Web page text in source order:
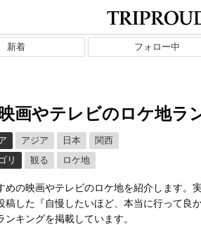
新着 フォロー中
画やテレビのロケ地ラ
アジア 日本
関西
リ
観る ロケ地
めの映画やテレビのロケ地を紹介します。
稿した『自慢したいほど、本当に行って良
ンキングを掲載しています。